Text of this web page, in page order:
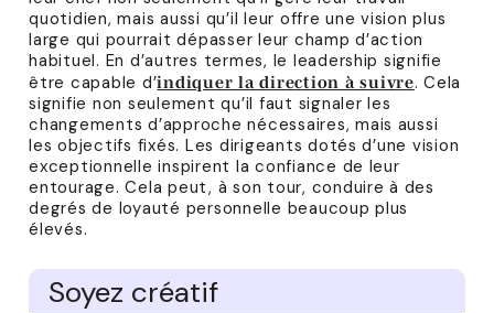
quotidien, mais aussi qu’il leur offre une vision plus
large qui pourrait dépasser leur champ d’action
habituel. En d’autres termes, le leadership signifie
être capable d’indiquer la direction à suivre. Cela
signifie non seulement qu’il faut signaler les
changements d’approche nécessaires, mais aussi
les objectifs fixés. Les dirigeants dotés d’une vision
exceptionnelle inspirent la confiance de leur
entourage. Cela peut, à son tour, conduire à des
degrés de loyauté personnelle beaucoup plus
élevés.
Soyez créatif